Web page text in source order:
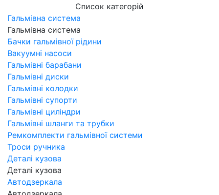
Список категорій
Гальмівна система
Гальмівна система
Бачки гальмівної рідини
Вакуумні насоси
Гальмівні барабани
Гальмівні диски
Гальмівні колодки
Гальмівні супорти
Гальмівні циліндри
Гальмівні шланги та трубки
Ремкомплекти гальмівної системи
Троси ручника
Деталі кузова
Деталі кузова
Автодзеркала